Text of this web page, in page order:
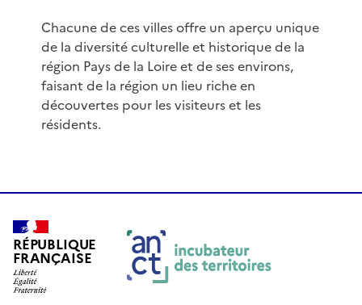
Chacune de ces villes offre un aperçu unique
de la diversité culturelle et historique de la
région Pays de la Loire et de ses environs,
faisant de la région un lieu riche en
découvertes pour les visiteurs et les
résidents.
RÉPUBLIQUE
FRANÇAISE